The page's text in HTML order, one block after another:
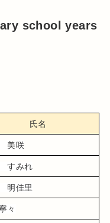
school years
氏名
美咲
すみれ
明佳里
々